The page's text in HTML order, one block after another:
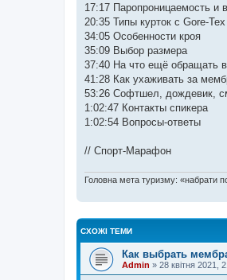
17:17 Паропроницаемость и
20:35 Типы курток с Gore-Tex
34:05 Особенности кроя
35:09 Выбор размера
37:40 На что ещё обращать
41:28 Как ухаживать за
53:26 Софтшел, дождевик,
1:02:47 Контакты спикера
1:02:54 Вопросы-ответы
// Спорт-Марафон
Головна мета туризму: «набрати
СХОЖІ ТЕМИ
Как выбрать
Admin » 28 квітня 2021,